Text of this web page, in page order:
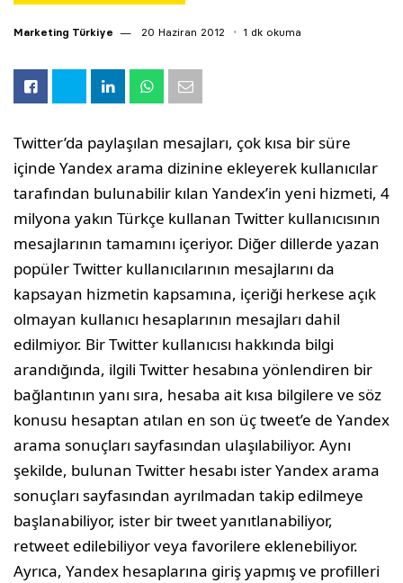
Marketing Türkiye 20 Haziran 2012 1 dk okuma
Twitter’da paylaşılan mesajları, çok kısa bir süre
içinde Yandex arama dizinine ekleyerek kullanıcılar
tarafından bulunabilir kılan Yandex’in yeni hizmeti, 4
milyona yakın Türkçe kullanan Twitter kullanıcısının
mesajlarının tamamını içeriyor. Diğer dillerde yazan
popüler Twitter kullanıcılarının mesajlarını da
kapsayan hizmetin kapsamına, içeriği herkese açık
olmayan kullanıcı hesaplarının mesajları dahil
edilmiyor. Bir Twitter kullanıcısı hakkında bilgi
arandığında, ilgili Twitter hesabına yönlendiren bir
bağlantının yanı sıra, hesaba ait kısa bilgilere ve söz
konusu hesaptan atılan en son üç tweet’e de Yandex
arama sonuçları sayfasından ulaşılabiliyor. Aynı
şekilde, bulunan Twitter hesabı ister Yandex arama
sonuçları sayfasından ayrılmadan takip edilmeye
başlanabiliyor, ister bir tweet yanıtlanabiliyor,
retweet edilebiliyor veya favorilere eklenebiliyor.
Ayrıca, Yandex hesaplarına giriş yapmış ve profilleri